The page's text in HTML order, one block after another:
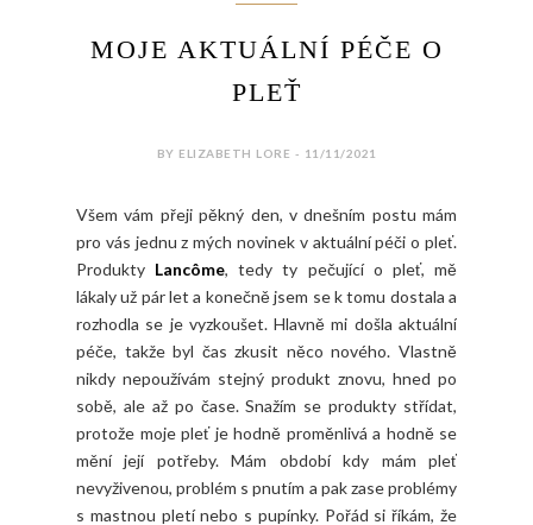
MOJE AKTUÁLNÍ PÉČE O
PLEŤ
BY ELIZABETH LORE - 11/11/2021
Všem vám přeji pěkný den, v dnešním postu mám
pro vás jednu z mých novinek v aktuální péči o pleť.
Produkty Lancôme, tedy ty pečující o pleť, mě
lákaly už pár let a konečně jsem se k tomu dostala a
rozhodla se je vyzkoušet. Hlavně mi došla aktuální
péče, takže byl čas zkusit něco nového. Vlastně
nikdy nepoužívám stejný produkt znovu, hned po
sobě, ale až po čase. Snažím se produkty střídat,
protože moje pleť je hodně proměnlivá a hodně se
mění její potřeby. Mám období kdy mám pleť
nevyživenou, problém s pnutím a pak zase problémy
s mastnou pletí nebo s pupínky. Pořád si říkám, že